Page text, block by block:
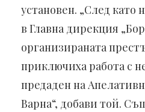
установен. „След
в Главна дирекция
организираната
приключиха работа с
предаден на
Варна“, добави той.